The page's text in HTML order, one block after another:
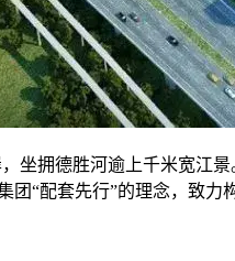
坐拥德胜河逾上千米宽江
“配套先行”的理念，致力